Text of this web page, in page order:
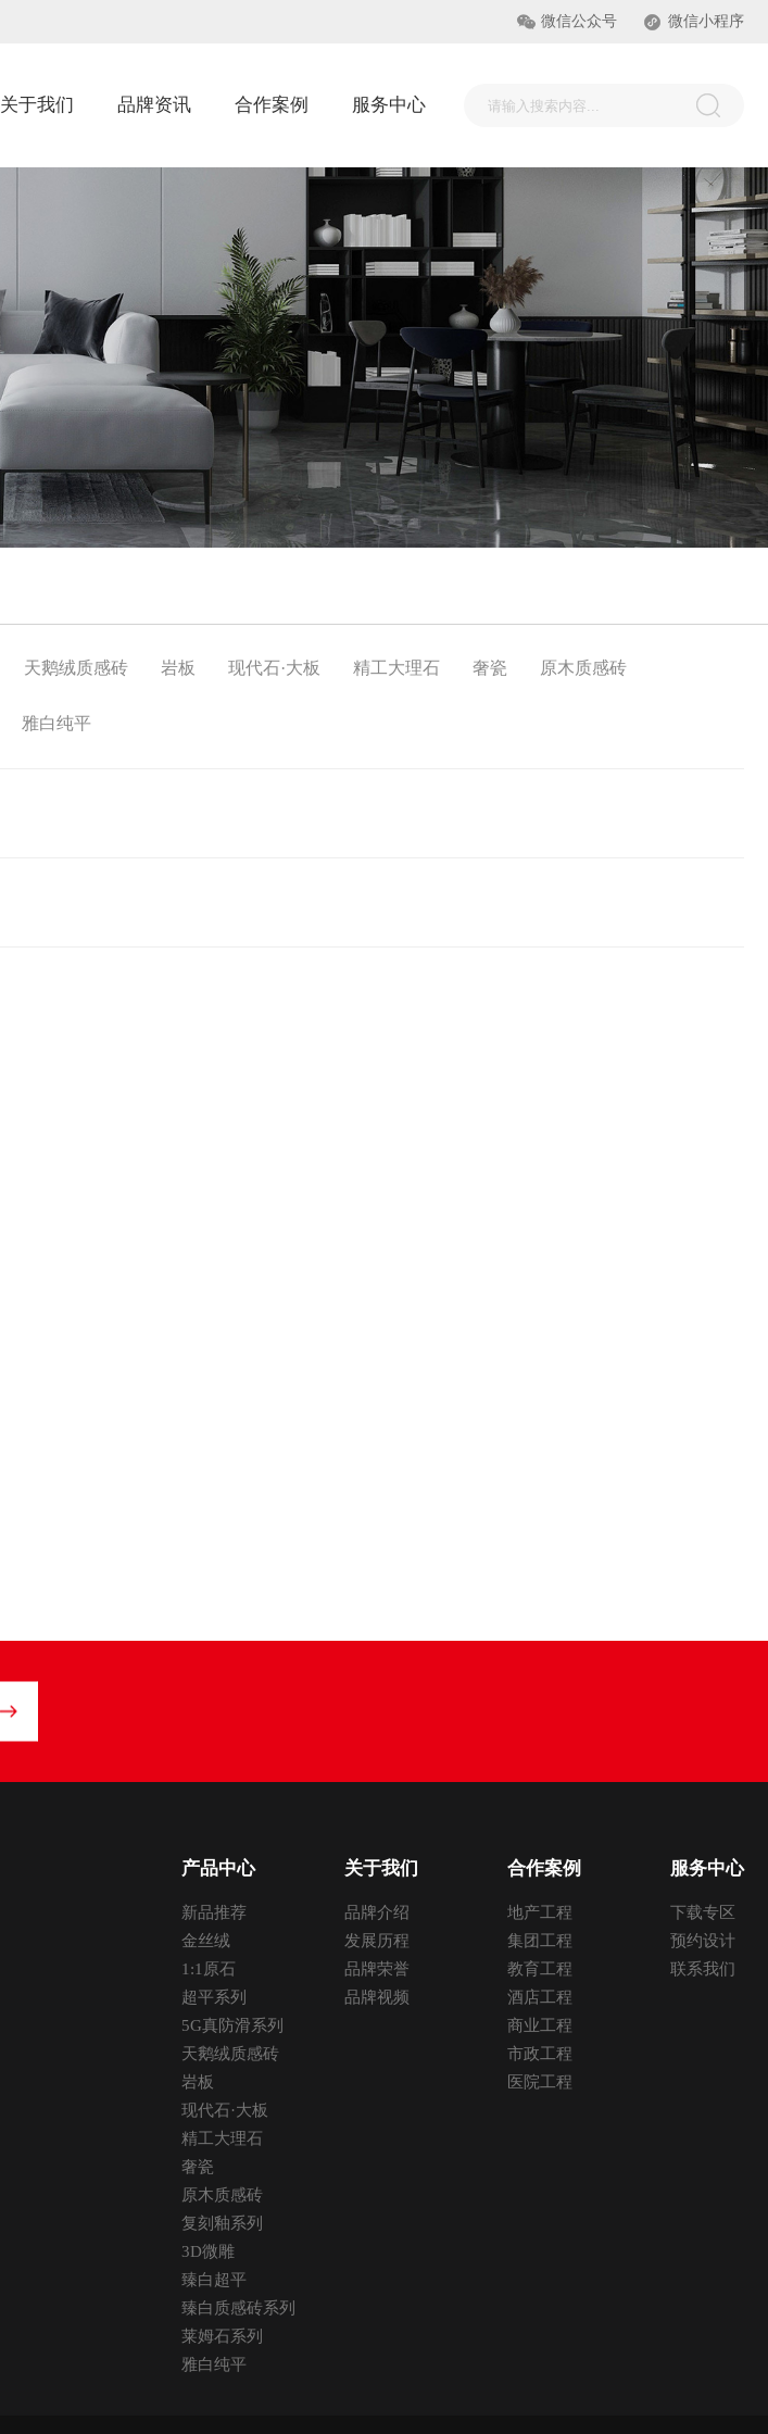
微信公众号 微信小程序
关于我们 品牌资讯 合作案例 服务中心
天鹅绒质感砖 岩板 现代石·大板 精工大理石 奢瓷 原木质感砖
雅白纯平
产品中心
新品推荐
金丝绒
1:1原石
超平系列
5G真防滑系列
天鹅绒质感砖
岩板
现代石·大板
精工大理石
奢瓷
原木质感砖
复刻釉系列
3D微雕
臻白超平
臻白质感砖系列
莱姆石系列
雅白纯平
关于我们
品牌介绍
发展历程
品牌荣誉
品牌视频
合作案例
地产工程
集团工程
教育工程
酒店工程
商业工程
市政工程
医院工程
服务中心
下载专区
预约设计
联系我们